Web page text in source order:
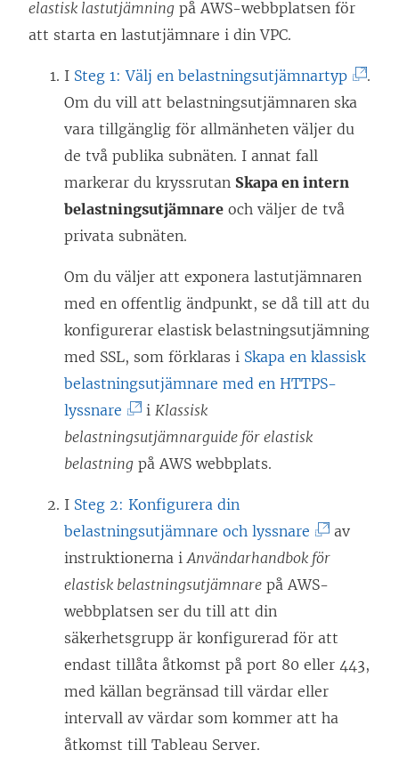
L
ä
k
e
n
ö
p
p
n
a
s
i
t
t
n
y
t
f
ö
n
s
t
e
r
)
elastisk lastutjämning på AWS-webbplatsen för
att starta en lastutjämnare i din VPC.
I Steg 1: Välj en belastningsutjämnartyp(
L
ä
k
p
p
n
a
n
ö
.
Om du vill att belastningsutjämnaren ska
vara tillgänglig för allmänheten väljer du
de två publika subnäten. I annat fall
markerar du kryssrutan Skapa en intern
belastningsutjämnare och väljer de två
privata subnäten.
Om du väljer att exponera lastutjämnaren
med en offentlig ändpunkt, se då till att du
konfigurerar elastisk belastningsutjämning
med SSL, som förklaras i Skapa en klassisk
belastningsutjämnare med en HTTPS-
lyssnare
L
ä
k
e
n
ö
p
p
n
a
s
i
i Klassisk
belastningsutjämnarguide för elastisk
belastning på AWS webbplats.
I Steg 2: Konfigurera din
belastningsutjämnare och lyssnare
L
ä
k
e
n
ö
av
instruktionerna i Användarhandbok för
elastisk belastningsutjämnare på AWS-
webbplatsen ser du till att din
säkerhetsgrupp är konfigurerad för att
endast tillåta åtkomst på port 80 eller 443,
med källan begränsad till värdar eller
intervall av värdar som kommer att ha
åtkomst till Tableau Server.